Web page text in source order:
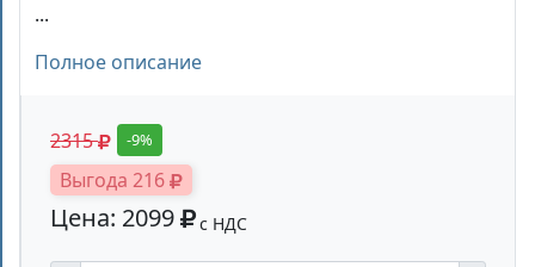
...
Полное описание
2315 -9%
Выгода 216
Цена: 2099 с НДС